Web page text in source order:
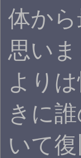
体か
思い
より
きに
いて